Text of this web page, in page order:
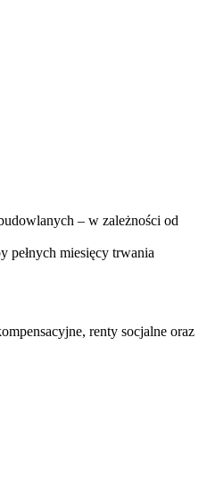
– w zależności od
pełnych miesięcy trwania
renty socjalne oraz